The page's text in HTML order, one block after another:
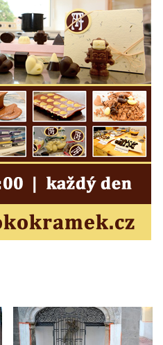
u domu čp. 42
u Pěnčína
čp. 34 v
u Pěnčína
s Ivanitskou
v
nad
na
na Vlčí Hoře
v Teplicích